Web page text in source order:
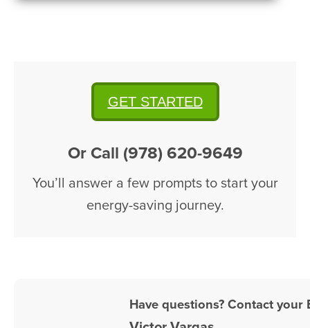
GET STARTED
Or Call (978) 620-9649
You’ll answer a few prompts to start your
energy-saving journey.
Have questions? Contact your